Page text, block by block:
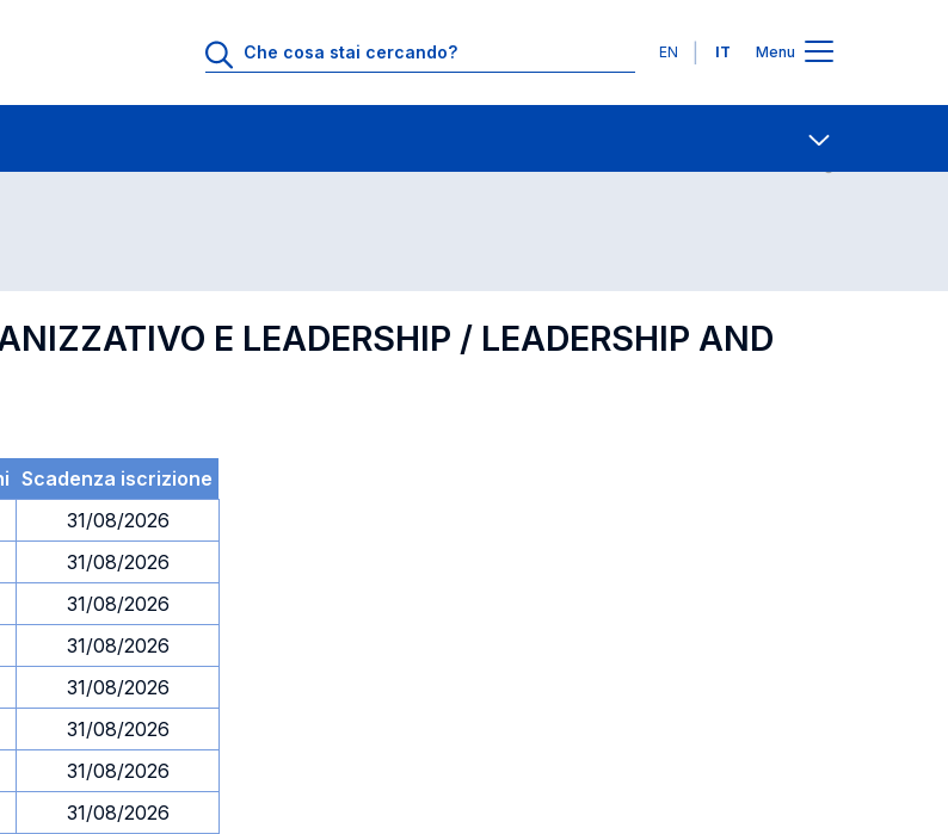
Lingue
EN IT Menu
Contatti
E LEADERSHIP / LEADERSHIP AND
Scadenza iscrizione
31/08/2026
31/08/2026
31/08/2026
31/08/2026
31/08/2026
31/08/2026
31/08/2026
31/08/2026